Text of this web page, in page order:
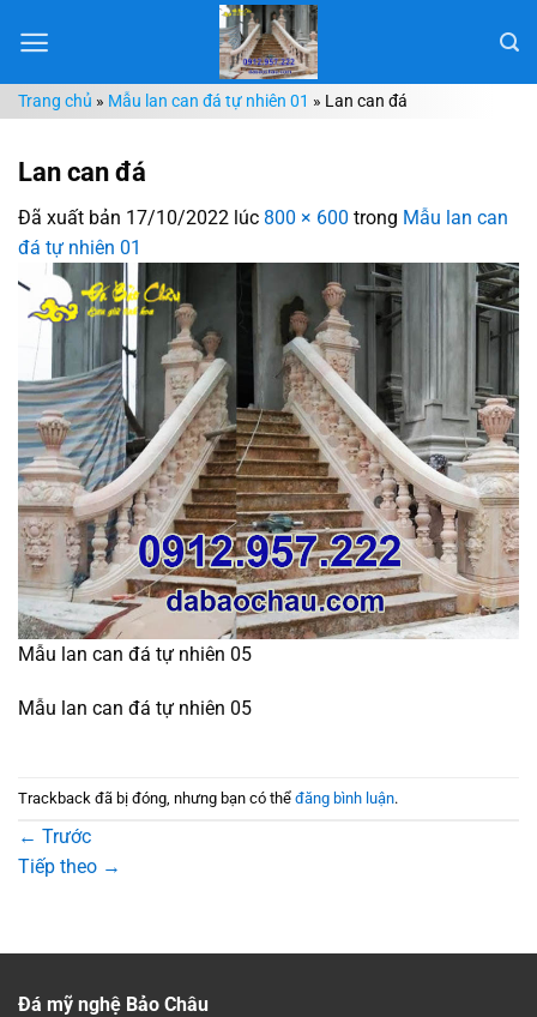
đến
dungTrang chủ » Mẫu lan can đá tự nhiên 01 » Lan can đá
Lan can đá
Đã xuất bản 17/10/2022 lúc 800 × 600 trong Mẫu lan can
đá tự nhiên 01
Mẫu lan can đá tự nhiên 05
Mẫu lan can đá tự nhiên 05
Trackback đã bị đóng, nhưng bạn có thể đăng bình luận.
← Trước
Tiếp theo →
Đá mỹ nghệ Bảo Châu